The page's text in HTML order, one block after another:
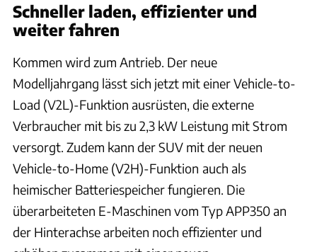
Schneller laden, effizienter und
weiter fahren
Kommen wird zum Antrieb. Der neue
Modelljahrgang lässt sich jetzt mit einer Vehicle-to-
Load (V2L)-Funktion ausrüsten, die externe
Verbraucher mit bis zu 2,3 kW Leistung mit Strom
versorgt. Zudem kann der SUV mit der neuen
Vehicle-to-Home (V2H)-Funktion auch als
heimischer Batteriespeicher fungieren. Die
überarbeiteten E-Maschinen vom Typ APP350 an
der Hinterachse arbeiten noch effizienter und